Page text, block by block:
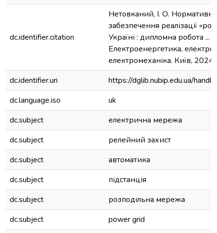
dc.identifier.citation
Нетовканий, І. О.
забезпечення реалізації
Україні : дипломна робота ...
Електроенергетика,
електромеханіка. Київ,
dc.identifier.uri
https://dglib.nubip.edu.ua/
dc.language.iso
uk
dc.subject
електрична мережа
dc.subject
релейний захист
dc.subject
автоматика
dc.subject
підстанція
dc.subject
розподільна мережа
dc.subject
power grid